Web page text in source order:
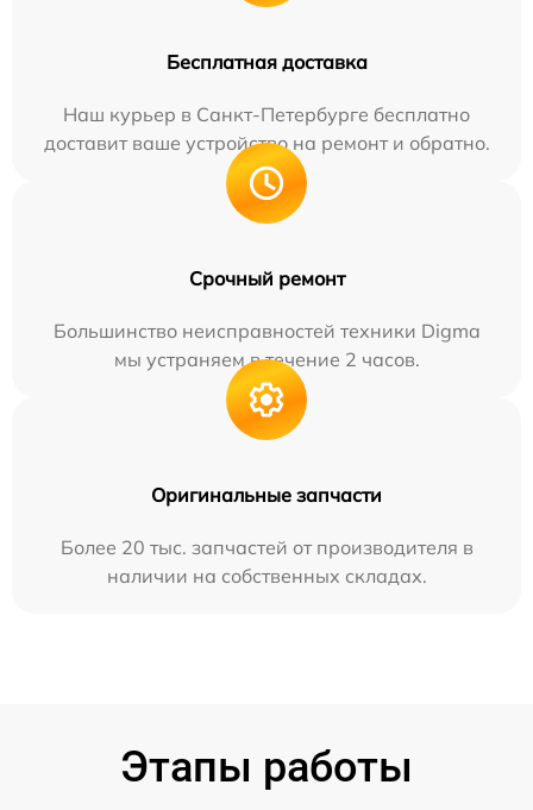
Бесплатная доставка
Наш курьер в Санкт-Петербурге бесплатно
доставит ваше устройство на ремонт и обратно.
Срочный ремонт
Большинство неисправностей техники Digma
мы устраняем в течение 2 часов.
Оригинальные запчасти
Более 20 тыс. запчастей от производителя в
наличии на собственных складах.
Этапы работы